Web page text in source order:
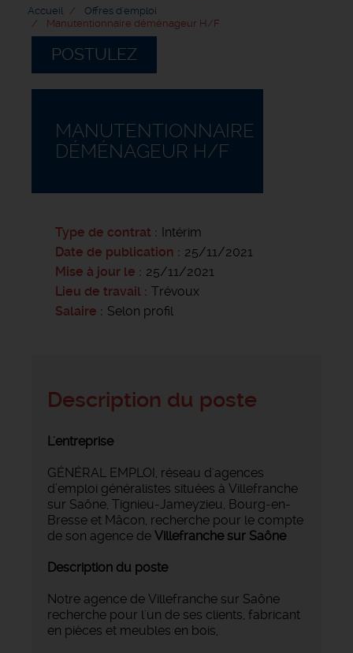
Accueil
Offres d'emploi
Manutentionnaire déménageur H/F
POSTULEZ
MANUTENTIONNAIRE
DÉMÉNAGEUR H/F
Type de contrat
Intérim
Date de publication
25/11/2021
Mise à jour le
25/11/2021
Lieu de travail
Trévoux
Salaire
Selon profil
Description du poste
L'entreprise
GÉNÉRAL EMPLOI, réseau d'agences
d’emploi généralistes situées à Villefranche
sur Saône, Tignieu-Jameyzieu, Bourg-en-
Bresse et Mâcon, recherche pour le compte
de son agence de Villefranche sur Saône
Description du poste
Notre agence de Villefranche sur Saône
recherche pour l'un de ses clients, fabricant
en pièces et meubles en bois,